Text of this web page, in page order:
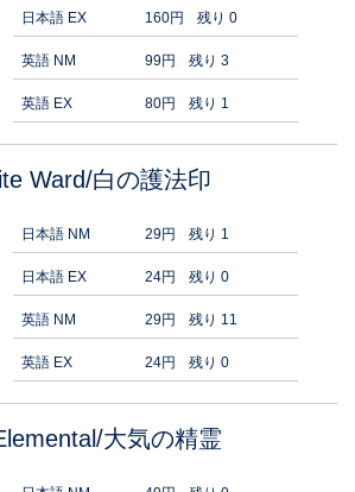
日本語 EX 160円 残り 0
英語 NM 99円 残り 3
英語 EX 80円 残り 1
Ward/白の護法印
日本語 NM 29円 残り 1
日本語 EX 24円 残り 0
英語 NM 29円 残り 11
英語 EX 24円 残り 0
大気の精霊